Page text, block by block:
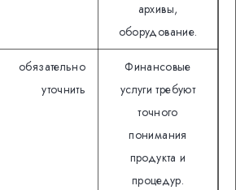
архивы,
оборудование.
обязательно
уточнить
Финансовые
услуги требуют
точного
понимания
продукта и
процедур.